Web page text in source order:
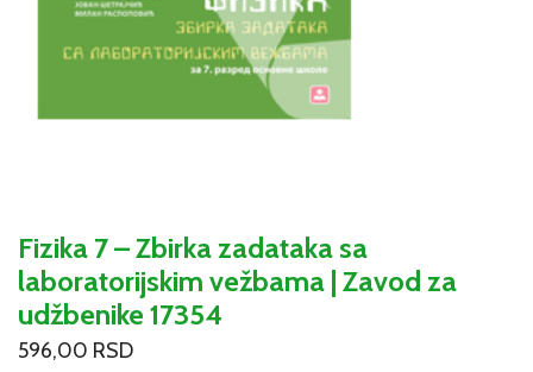
Fizika 7 – Zbirka zadataka sa
laboratorijskim vežbama | Zavod za
udžbenike 17354
596,00 RSD